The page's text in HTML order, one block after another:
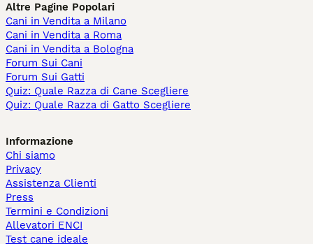
Altre Pagine Popolari
Cani in Vendita a Milano
Cani in Vendita a Roma
Cani in Vendita a Bologna
Forum Sui Cani
Forum Sui Gatti
Quiz: Quale Razza di Cane Scegliere
Quiz: Quale Razza di Gatto Scegliere
Informazione
Chi siamo
Privacy
Assistenza Clienti
Press
Termini e Condizioni
Allevatori ENCI
Test cane ideale